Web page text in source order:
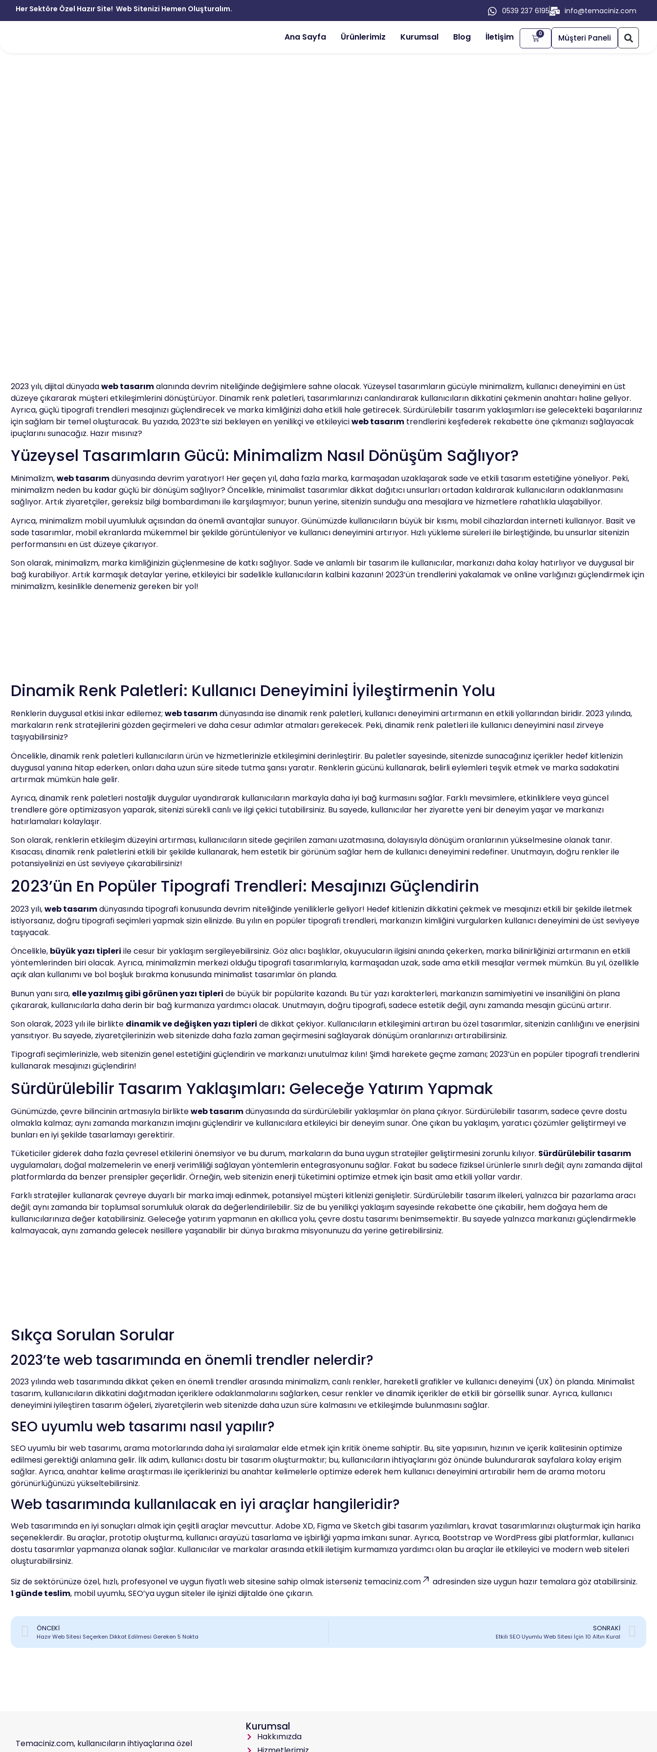
Her Sektöre Özel Hazır Site! Web Sitenizi Hemen Oluşturalım. 0539 237 6195 info@temaciniz.com
Ana Sayfa Ürünlerimiz Kurumsal Blog İletişim 0 Müşteri Paneli
2023 yılı, dijital dünyadaweb tasarımalanında devrim niteliğinde değişimlere sahne olacak. Yüzeysel tasarımların gücüyle minimalizm, kullanıcı deneyimini en üst
düzeye çıkararak müşteri etkileşimlerini dönüştürüyor. Dinamik renk paletleri, tasarımlarınızı canlandırarak kullanıcıların dikkatini çekmenin anahtarı haline geliyor.
Ayrıca, güçlü tipografi trendleri mesajınızı güçlendirecek ve marka kimliğinizi daha etkili hale getirecek. Sürdürülebilir tasarım yaklaşımları ise gelecekteki başarılarınız
için sağlam bir temel oluşturacak. Bu yazıda, 2023’te sizi bekleyen en yenilikçi ve etkileyiciweb tasarım trendlerini keşfederek rekabette öne çıkmanızı sağlayacak
ipuçlarını sunacağız. Hazır mısınız?
Yüzeysel Tasarımların Gücü: Minimalizm Nasıl Dönüşüm Sağlıyor?
Minimalizm,web tasarımdünyasında devrim yaratıyor! Her geçen yıl, daha fazla marka, karmaşadan uzaklaşarak sade ve etkili tasarım estetiğine yöneliyor. Peki,
minimalizm neden bu kadar güçlü bir dönüşüm sağlıyor? Öncelikle, minimalist tasarımlar dikkat dağıtıcı unsurları ortadan kaldırarak kullanıcıların odaklanmasını
sağlıyor. Artık ziyaretçiler, gereksiz bilgi bombardımanı ile karşılaşmıyor; bunun yerine, sitenizin sunduğu ana mesajlara ve hizmetlere rahatlıkla ulaşabiliyor.
Ayrıca, minimalizm mobil uyumluluk açısından da önemli avantajlar sunuyor. Günümüzde kullanıcıların büyük bir kısmı, mobil cihazlardan interneti kullanıyor. Basit ve
sade tasarımlar, mobil ekranlarda mükemmel bir şekilde görüntüleniyor ve kullanıcı deneyimini artırıyor. Hızlı yükleme süreleri ile birleştiğinde, bu unsurlar sitenizin
performansını en üst düzeye çıkarıyor.
Son olarak, minimalizm, marka kimliğinizin güçlenmesine de katkı sağlıyor. Sade ve anlamlı bir tasarım ile kullanıcılar, markanızı daha kolay hatırlıyor ve duygusal bir
bağ kurabiliyor. Artık karmaşık detaylar yerine, etkileyici bir sadelikle kullanıcıların kalbini kazanın! 2023’ün trendlerini yakalamak ve online varlığınızı güçlendirmek için
minimalizm, kesinlikle denemeniz gereken bir yol!
Dinamik Renk Paletleri: Kullanıcı Deneyimini İyileştirmenin Yolu
Renklerin duygusal etkisi inkar edilemez; web tasarımdünyasında ise dinamik renk paletleri, kullanıcı deneyimini artırmanın en etkili yollarından biridir. 2023 yılında,
markaların renk stratejilerini gözden geçirmeleri ve daha cesur adımlar atmaları gerekecek. Peki, dinamik renk paletleri ile kullanıcı deneyimini nasıl zirveye
taşıyabilirsiniz?
Öncelikle, dinamik renk paletleri kullanıcıların ürün ve hizmetlerinizle etkileşimini derinleştirir. Bu paletler sayesinde, sitenizde sunacağınız içerikler hedef kitlenizin
duygusal yanına hitap ederken, onları daha uzun süre sitede tutma şansı yaratır. Renklerin gücünü kullanarak, belirli eylemleri teşvik etmek ve marka sadakatini
artırmak mümkün hale gelir.
Ayrıca, dinamik renk paletleri nostaljik duygular uyandırarak kullanıcıların markayla daha iyi bağ kurmasını sağlar. Farklı mevsimlere, etkinliklere veya güncel
trendlere göre optimizasyon yaparak, sitenizi sürekli canlı ve ilgi çekici tutabilirsiniz. Bu sayede, kullanıcılar her ziyarette yeni bir deneyim yaşar ve markanızı
hatırlamaları kolaylaşır.
Son olarak, renklerin etkileşim düzeyini artırması, kullanıcıların sitede geçirilen zamanı uzatmasına, dolayısıyla dönüşüm oranlarının yükselmesine olanak tanır.
Kısacası, dinamik renk paletlerini etkili bir şekilde kullanarak, hem estetik bir görünüm sağlar hem de kullanıcı deneyimini redefiner. Unutmayın, doğru renkler ile
potansiyelinizi en üst seviyeye çıkarabilirsiniz!
2023’ün En Popüler Tipografi Trendleri: Mesajınızı Güçlendirin
2023 yılı,web tasarımdünyasında tipografi konusunda devrim niteliğinde yeniliklerle geliyor! Hedef kitlenizin dikkatini çekmek ve mesajınızı etkili bir şekilde iletmek
istiyorsanız, doğru tipografi seçimleri yapmak sizin elinizde. Bu yılın en popüler tipografi trendleri, markanızın kimliğini vurgularken kullanıcı deneyimini de üst seviyeye
taşıyacak.
Öncelikle, büyük yazı tipleri ile cesur bir yaklaşım sergileyebilirsiniz. Göz alıcı başlıklar, okuyucuların ilgisini anında çekerken, marka bilinirliğinizi artırmanın en etkili
yöntemlerinden biri olacak. Ayrıca, minimalizmin merkezi olduğu tipografi tasarımlarıyla, karmaşadan uzak, sade ama etkili mesajlar vermek mümkün. Bu yıl, özellikle
açık alan kullanımı ve bol boşluk bırakma konusunda minimalist tasarımlar ön planda.
Bunun yanı sıra, elle yazılmış gibi görünen yazı tipleri de büyük bir popülarite kazandı. Bu tür yazı karakterleri, markanızın samimiyetini ve insaniliğini ön plana
çıkararak, kullanıcılarla daha derin bir bağ kurmanıza yardımcı olacak. Unutmayın, doğru tipografi, sadece estetik değil, aynı zamanda mesajın gücünü artırır.
Son olarak, 2023 yılı ile birlikte dinamik ve değişken yazı tipleri de dikkat çekiyor. Kullanıcıların etkileşimini artıran bu özel tasarımlar, sitenizin canlılığını ve enerjisini
yansıtıyor. Bu sayede, ziyaretçilerinizin web sitenizde daha fazla zaman geçirmesini sağlayarak dönüşüm oranlarınızı artırabilirsiniz.
Tipografi seçimlerinizle, web sitenizin genel estetiğini güçlendirin ve markanızı unutulmaz kılın! Şimdi harekete geçme zamanı; 2023’ün en popüler tipografi trendlerini
kullanarak mesajınızı güçlendirin!
Sürdürülebilir Tasarım Yaklaşımları: Geleceğe Yatırım Yapmak
Günümüzde, çevre bilincinin artmasıyla birlikteweb tasarımdünyasında da sürdürülebilir yaklaşımlar ön plana çıkıyor. Sürdürülebilir tasarım, sadece çevre dostu
olmakla kalmaz; aynı zamanda markanızın imajını güçlendirir ve kullanıcılara etkileyici bir deneyim sunar. Öne çıkan bu yaklaşım, yaratıcı çözümler geliştirmeyi ve
bunları en iyi şekilde tasarlamayı gerektirir.
Tüketiciler giderek daha fazla çevresel etkilerini önemsiyor ve bu durum, markaların da buna uygun stratejiler geliştirmesini zorunlu kılıyor. Sürdürülebilir tasarım
uygulamaları, doğal malzemelerin ve enerji verimliliği sağlayan yöntemlerin entegrasyonunu sağlar. Fakat bu sadece fiziksel ürünlerle sınırlı değil; aynı zamanda dijital
platformlarda da benzer prensipler geçerlidir. Örneğin, web sitenizin enerji tüketimini optimize etmek için basit ama etkili yollar vardır.
Farklı stratejiler kullanarak çevreye duyarlı bir marka imajı edinmek, potansiyel müşteri kitlenizi genişletir. Sürdürülebilir tasarım ilkeleri, yalnızca bir pazarlama aracı
değil; aynı zamanda bir toplumsal sorumluluk olarak da değerlendirilebilir. Siz de bu yenilikçi yaklaşım sayesinde rekabette öne çıkabilir, hem doğaya hem de
kullanıcılarınıza değer katabilirsiniz. Geleceğe yatırım yapmanın en akıllıca yolu, çevre dostu tasarımı benimsemektir. Bu sayede yalnızca markanızı güçlendirmekle
kalmayacak, aynı zamanda gelecek nesillere yaşanabilir bir dünya bırakma misyonunuzu da yerine getirebilirsiniz.
Sıkça Sorulan Sorular
2023’te web tasarımında en önemli trendler nelerdir?
2023 yılında web tasarımında dikkat çeken en önemli trendler arasında minimalizm, canlı renkler, hareketli grafikler ve kullanıcı deneyimi (UX) ön planda. Minimalist
tasarım, kullanıcıların dikkatini dağıtmadan içeriklere odaklanmalarını sağlarken, cesur renkler ve dinamik içerikler de etkili bir görsellik sunar. Ayrıca, kullanıcı
deneyimini iyileştiren tasarım öğeleri, ziyaretçilerin web sitenizde daha uzun süre kalmasını ve etkileşimde bulunmasını sağlar.
SEO uyumlu web tasarımı nasıl yapılır?
SEO uyumlu bir web tasarımı, arama motorlarında daha iyi sıralamalar elde etmek için kritik öneme sahiptir. Bu, site yapısının, hızının ve içerik kalitesinin optimize
edilmesi gerektiği anlamına gelir. İlk adım, kullanıcı dostu bir tasarım oluşturmaktır; bu, kullanıcıların ihtiyaçlarını göz önünde bulundurarak sayfalara kolay erişim
sağlar. Ayrıca, anahtar kelime araştırması ile içeriklerinizi bu anahtar kelimelerle optimize ederek hem kullanıcı deneyimini artırabilir hem de arama motoru
görünürlüğünüzü yükseltebilirsiniz.
Web tasarımında kullanılacak en iyi araçlar hangileridir?
Web tasarımında en iyi sonuçları almak için çeşitli araçlar mevcuttur. Adobe XD, Figma ve Sketch gibi tasarım yazılımları, kravat tasarımlarınızı oluşturmak için harika
seçeneklerdir. Bu araçlar, prototip oluşturma, kullanıcı arayüzü tasarlama ve işbirliği yapma imkanı sunar. Ayrıca, Bootstrap ve WordPress gibi platformlar, kullanıcı
dostu tasarımlar yapmanıza olanak sağlar. Kullanıcılar ve markalar arasında etkili iletişim kurmamıza yardımcı olan bu araçlar ile etkileyici ve modern web siteleri
oluşturabilirsiniz.
Siz de sektörünüze özel, hızlı, profesyonel ve uygun fiyatlı web sitesine sahip olmak isterseniz temaciniz.com
adresinden size uygun hazır temalara göz atabilirsiniz.
1 günde teslim, mobil uyumlu, SEO’ya uygun siteler ile işinizi dijitalde öne çıkarın.
ÖNCEKI
Hazır Web Sitesi Seçerken Dikkat Edilmesi Gereken 5 Nokta
SONRAKI
Etkili SEO Uyumlu Web Sitesi İçin 10 Altın Kural
Temaciniz.com, kullanıcıların ihtiyaçlarına özel
Kurumsal
Hakkımızda